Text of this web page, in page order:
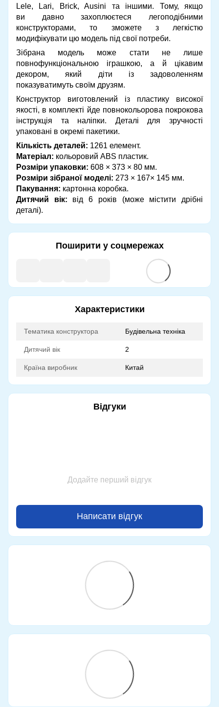
Lele, Lari, Brick, Ausini та іншими. Тому, якщо
ви давно захоплюєтеся легоподібними
конструкторами, то зможете з легкістю
модифікувати цю модель під свої потреби.
Зібрана модель може стати не лише
повнофункціональною іграшкою, а й цікавим
декором, який діти із задоволенням
показуватимуть своїм друзям.
Конструктор виготовлений із пластику високої
якості, в комплекті йде повнокольорова покрокова
інструкція та наліпки. Деталі для зручності
упаковані в окремі пакетики.
Кількість деталей: 1261 елемент.
Матеріал: кольоровий ABS пластик.
Розміри упаковки: 608 × 373 × 80 мм.
Розміри зібраної моделі: 273 × 167× 145 мм.
Пакування: картонна коробка.
Дитячий вік: від 6 років (може містити дрібні
деталі).
Поширити у соцмережах
Характеристики
Тематика конструктора Будівельна техніка
Дитячий вік 2
Країна виробник Китай
Відгуки
Додайте перший відгук
Написати відгук